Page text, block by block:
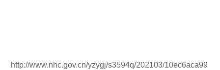
http://www.nhc.gov.cn/yzygj/s3594q/202103/10ec6aca99